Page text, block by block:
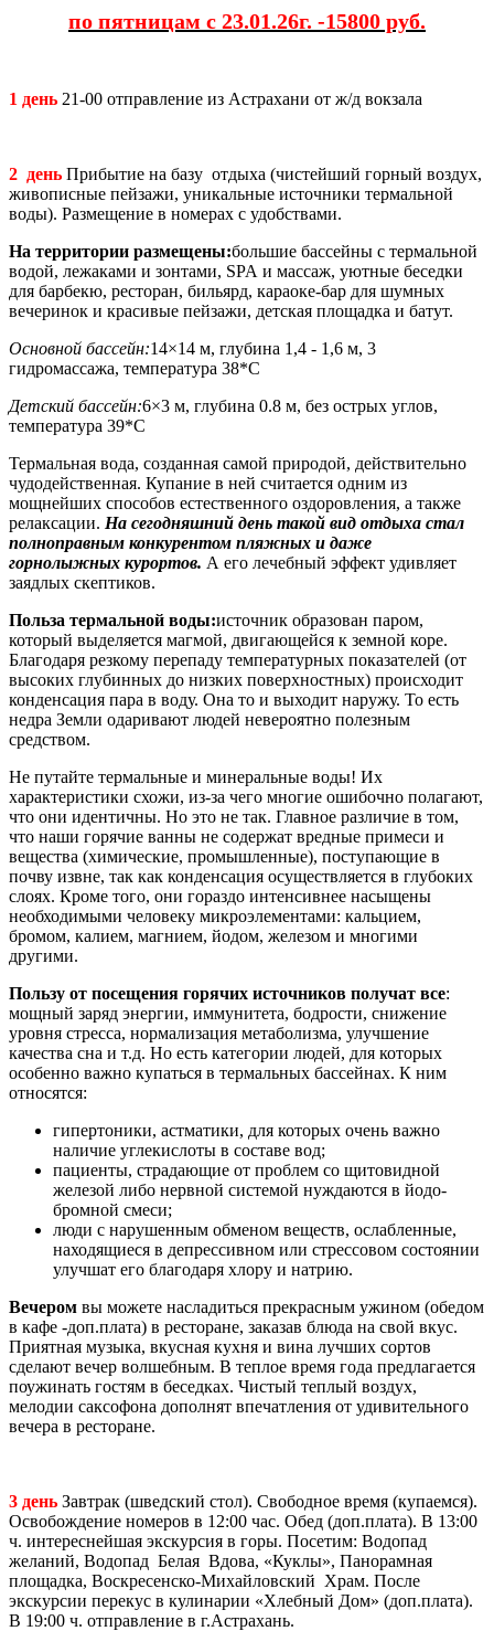
по пятницам с 23.01.26г. -15800 руб.
1 день 21-00 отправление из Астрахани от ж/д вокзала
2 день Прибытие на базу отдыха (чистейший горный воздух,
живописные пейзажи, уникальные источники термальной
воды). Размещение в номерах с удобствами.
На территории размещены:большие бассейны с термальной
водой, лежаками и зонтами, SPA и массаж, уютные беседки
для барбекю, ресторан, бильярд, караоке-бар для шумных
вечеринок и красивые пейзажи, детская площадка и батут.
Основной бассейн:14×14 м, глубина 1,4 - 1,6 м, 3
гидромассажа, температура 38*С
Детский бассейн:6×3 м, глубина 0.8 м, без острых углов,
температура 39*С
Термальная вода, созданная самой природой, действительно
чудодейственная. Купание в ней считается одним из
мощнейших способов естественного оздоровления, а также
релаксации. На сегодняшний день такой вид отдыха стал
полноправным конкурентом пляжных и даже
горнолыжных курортов. А его лечебный эффект удивляет
заядлых скептиков.
Польза термальной воды:источник образован паром,
который выделяется магмой, двигающейся к земной коре.
Благодаря резкому перепаду температурных показателей (от
высоких глубинных до низких поверхностных) происходит
конденсация пара в воду. Она то и выходит наружу. То есть
недра Земли одаривают людей невероятно полезным
средством.
Не путайте термальные и минеральные воды! Их
характеристики схожи, из-за чего многие ошибочно полагают,
что они идентичны. Но это не так. Главное различие в том,
что наши горячие ванны не содержат вредные примеси и
вещества (химические, промышленные), поступающие в
почву извне, так как конденсация осуществляется в глубоких
слоях. Кроме того, они гораздо интенсивнее насыщены
необходимыми человеку микроэлементами: кальцием,
бромом, калием, магнием, йодом, железом и многими
другими.
Пользу от посещения горячих источников получат все:
мощный заряд энергии, иммунитета, бодрости, снижение
уровня стресса, нормализация метаболизма, улучшение
качества сна и т.д. Но есть категории людей, для которых
особенно важно купаться в термальных бассейнах. К ним
относятся:
гипертоники, астматики, для которых очень важно
наличие углекислоты в составе вод;
пациенты, страдающие от проблем со щитовидной
железой либо нервной системой нуждаются в йодо-
бромной смеси;
люди с нарушенным обменом веществ, ослабленные,
находящиеся в депрессивном или стрессовом состоянии
улучшат его благодаря хлору и натрию.
Вечером вы можете насладиться прекрасным ужином (обедом
в кафе -доп.плата) в ресторане, заказав блюда на свой вкус.
Приятная музыка, вкусная кухня и вина лучших сортов
сделают вечер волшебным. В теплое время года предлагается
поужинать гостям в беседках. Чистый теплый воздух,
мелодии саксофона дополнят впечатления от удивительного
вечера в ресторане.
3 день Завтрак (шведский стол). Свободное время (купаемся).
Освобождение номеров в 12:00 час. Обед (доп.плата). В 13:00
ч. интереснейшая экскурсия в горы. Посетим: Водопад
желаний, Водопад Белая Вдова, «Куклы», Панорамная
площадка, Воскресенско-Михайловский Храм. После
экскурсии перекус в кулинарии «Хлебный Дом» (доп.плата).
В 19:00 ч. отправление в г.Астрахань.